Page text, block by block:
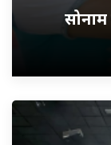
सोनाम